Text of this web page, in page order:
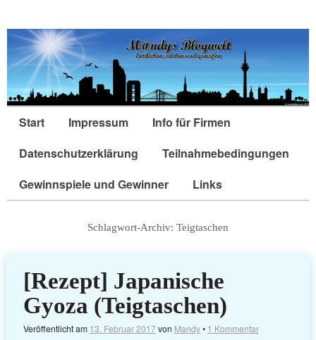
Start Impressum
Info für Firmen
Datenschutzerklärung
Teilnahmebedingungen
Gewinnspiele und Gewinner
Links
Schlagwort-Archiv: Teigtaschen
[Rezept] Japanische
Gyoza (Teigtaschen)
Veröffentlicht am 13. Februar 2017von Mandy• 1 Kommentar